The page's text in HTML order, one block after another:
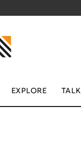
EXPLORE TALK